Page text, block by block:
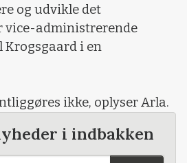
og udvikle det
vice-administrerende
Krogsgaard i en
ikke, oplyser Arla.
i indbakken